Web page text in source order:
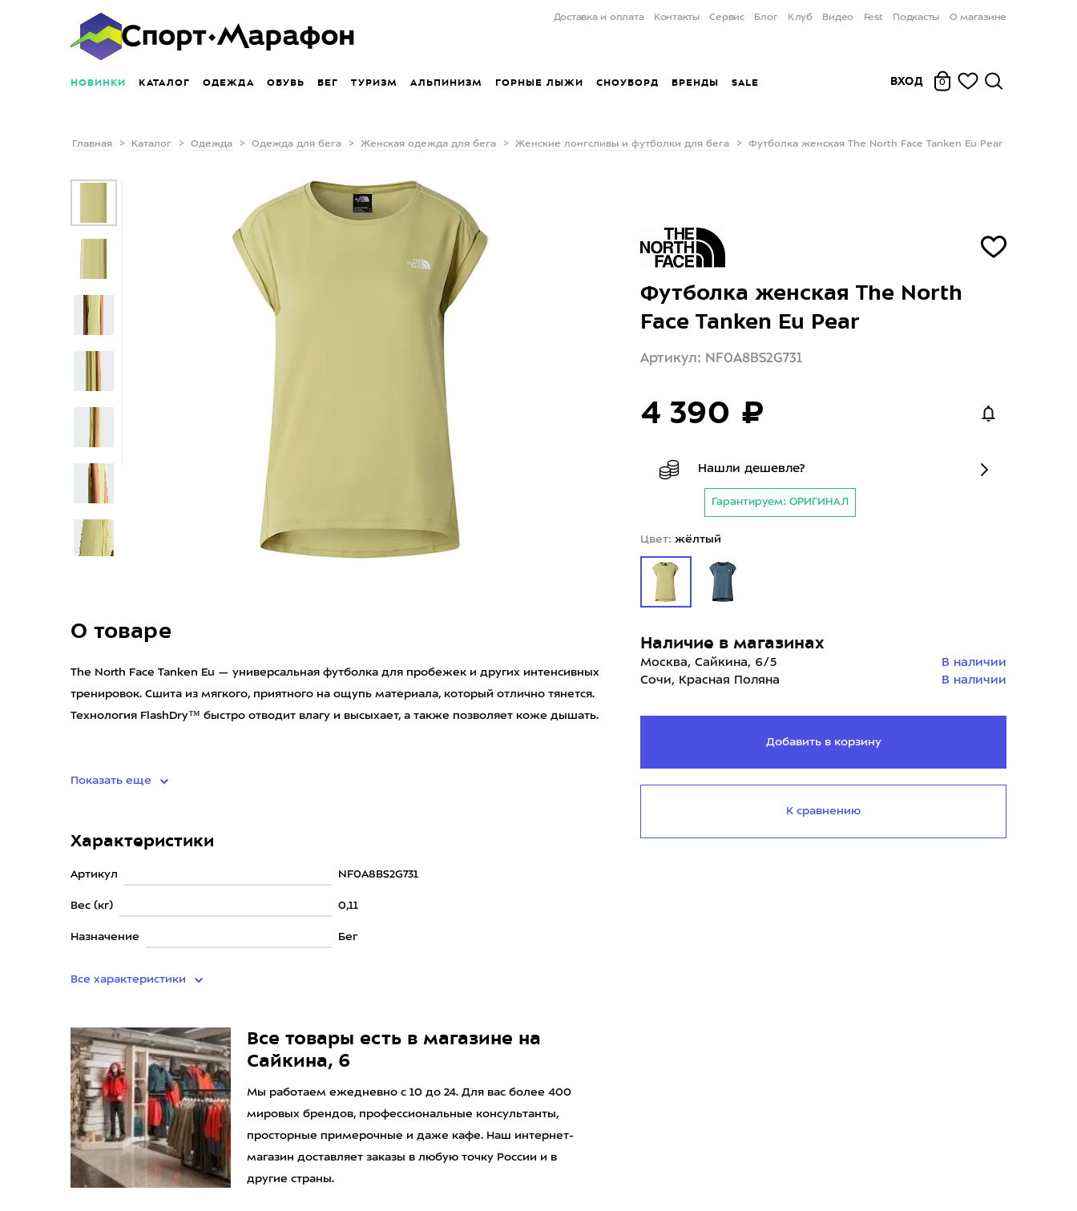
Доставка и оплата Контакты Сервис Блог Клуб Видео Fest Подкасты О магазине
НОВИНКИ КАТАЛОГ ОДЕЖДА ОБУВЬ БЕГ ТУРИЗМ АЛЬПИНИЗМ ГОРНЫЕ ЛЫЖИ СНОУБОРД БРЕНДЫ SALE ВХОД 0
Главная Каталог Одежда Одежда для бега Женская одежда для бега Женские лонгсливы и футболки для бега Футболка женская The North Face Tanken Eu Pear
О товаре
The North Face Tanken Eu — универсальная футболка для пробежек и других интенсивных
тренировок. Сшита из мягкого, приятного на ощупь материала, который отлично тянется.
Технология FlashDry™ быстро отводит влагу и высыхает, а также позволяет коже дышать.
Показать еще
Характеристики
Артикул NF0A8BS2G731
Вес (кг) 0,11
Назначение Бег
Все характеристики
Все товары есть в магазине на
Сайкина, 6
Мы работаем ежедневно с 10 до 24. Для вас более 400
мировых брендов, профессиональные консультанты,
просторные примерочные и даже кафе. Наш интернет-
магазин доставляет заказы в любую точку России и в
другие страны.
Футболка женская The North
Face Tanken Eu Pear
Артикул: NF0A8BS2G731
4 390 ₽
Нашли дешевле?
Гарантируем: ОРИГИНАЛ
Цвет: жёлтый
Наличие в магазинах
Москва, Сайкина, 6/5
В наличии
Сочи, Красная Поляна
В наличии
Добавить в корзину
К сравнению